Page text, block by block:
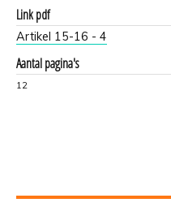
Link pdf
Artikel 15-16 - 4
Aantal pagina's
12